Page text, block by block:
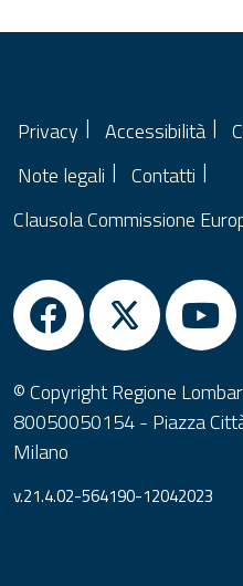
Privacy Accessibilità
Note legali
Contatti
Clausola Commissione
© Copyright Regione
80050050154 - Piazza
Milano
v.21.4.02-564190-12042023